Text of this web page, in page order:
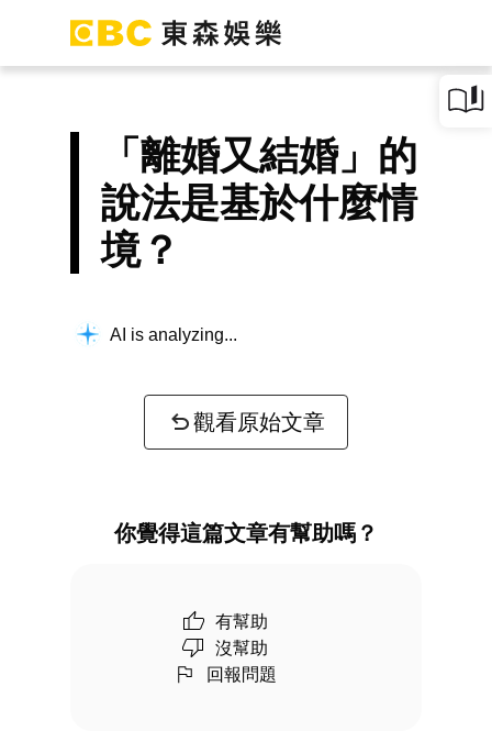
「離婚又結婚」的
說法是基於什麼情
境？
AI is analyzing...
觀看原始文章
你覺得這篇文章有幫助嗎？
有幫助
沒幫助
回報問題